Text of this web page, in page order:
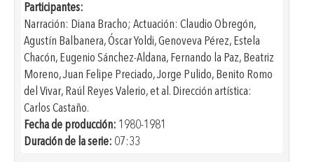
LOS DE ABAJO 17
LOS DE ABAJO 18
LOS DE ABAJO 19
LOS DE ABAJO 20
Participantes:
Narración: Diana Bracho; Actuación: Claudio Obregón,
Agustín Balbanera, Óscar Yoldi, Genoveva Pérez, Estela
Chacón, Eugenio Sánchez-Aldana, Fernando la Paz, Beatriz
Moreno, Juan Felipe Preciado, Jorge Pulido, Benito Romo
del Vivar, Raúl Reyes Valerio, et al. Dirección artística:
Carlos Castaño.
Fecha de producción: 1980-1981
Duración de la serie: 07:33